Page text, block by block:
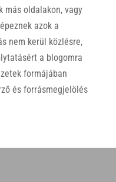
más oldalakon, vagy
azok a
nem kerül közlésre,
a blogomra
formájában
és forrásmegjelölés